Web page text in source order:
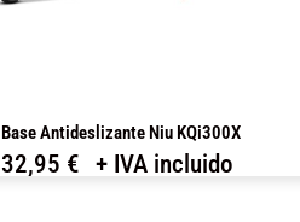
Base Antideslizante Niu KQi300X
32,95 € + IVA incluido